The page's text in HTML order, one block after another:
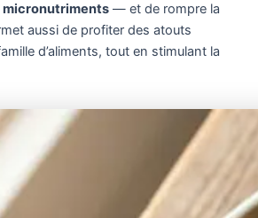
micronutriments — et de rompre la
aussi de profiter des atouts
d’aliments, tout en stimulant la